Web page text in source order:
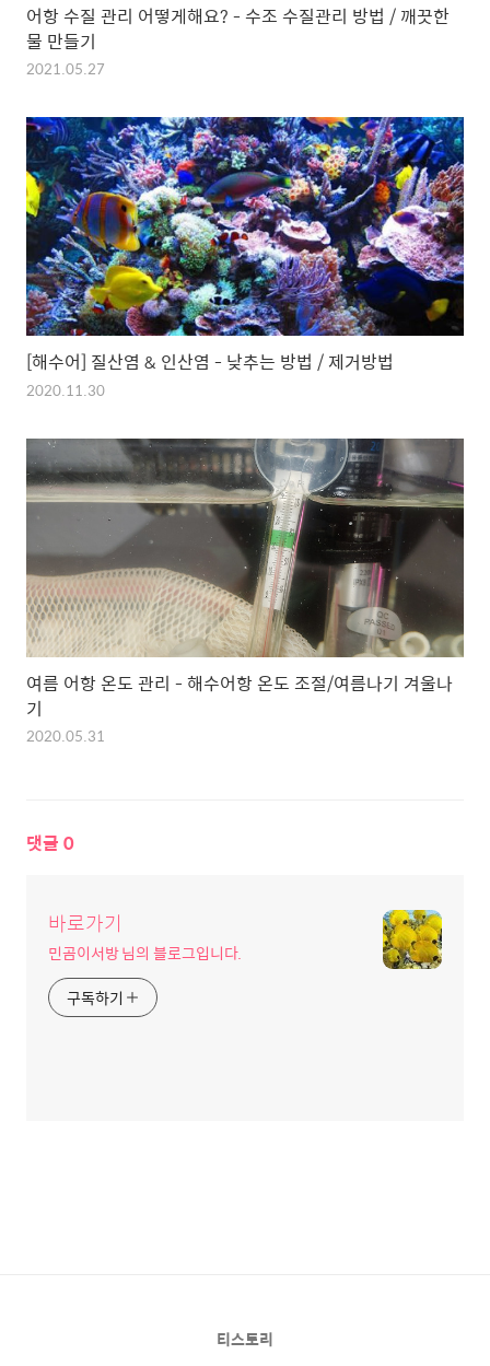
어항 수질 관리 어떻게해요? - 수조 수질관리 방법 / 깨끗한
물 만들기
2021.05.27
[해수어] 질산염 & 인산염 - 낮추는 방법 / 제거방법
2020.11.30
여름 어항 온도 관리 - 해수어항 온도 조절/여름나기 겨울나
기
2020.05.31
댓글 0
바로가기
민곰이서방 님의 블로그입니다.
구독하기
티스토리